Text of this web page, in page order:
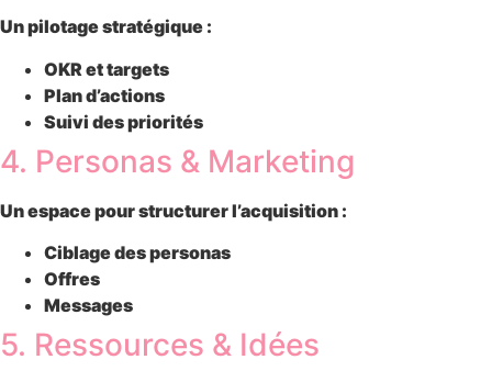
Un pilotage stratégique :
OKR et targets
Plan d’actions
Suivi des priorités
4. Personas & Marketing
Un espace pour structurer l’acquisition :
Ciblage des personas
Offres
Messages
5. Ressources & Idées